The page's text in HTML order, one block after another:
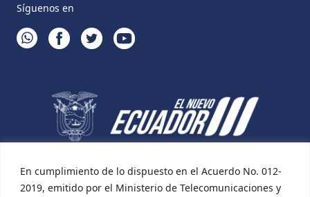
En cumplimiento de lo dispuesto en el Acuerdo No. 012-
2019, emitido por el Ministerio de Telecomunicaciones y
Síguenos en
WHATSAPPFACEBOOKTWITTERYOUTUBE